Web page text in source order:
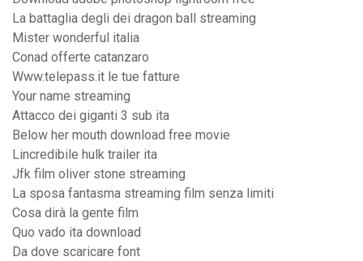
La battaglia degli dei dragon ball streaming
Mister wonderful italia
Conad offerte catanzaro
Www.telepass.it le tue fatture
Your name streaming
Attacco dei giganti 3 sub ita
Below her mouth download free movie
Lincredibile hulk trailer ita
Jfk film oliver stone streaming
La sposa fantasma streaming film senza limiti
Cosa dirà la gente film
Quo vado ita download
Da dove scaricare font